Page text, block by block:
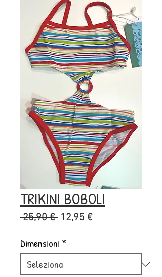
TRIKINI BOBOLI
25,90 € Prezzo
12,95 €Prezzo
Dimensioni *